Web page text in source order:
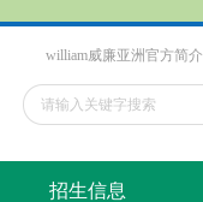
​william威廉亚洲官方简介
招生信息